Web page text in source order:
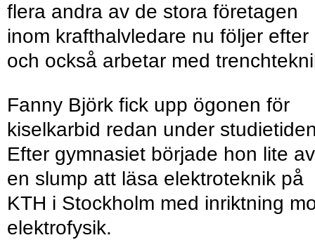
flera andra av de stora företagen
inom krafthalvledare nu följer efter
och också arbetar med
Fanny Björk fick upp ögonen för
kiselkarbid redan under
Efter gymnasiet började hon lite av
en slump att läsa elektroteknik på
KTH i Stockholm med inriktning
elektrofysik.